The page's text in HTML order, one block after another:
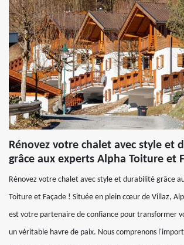
Rénovez votre chalet avec style et
grâce aux experts Alpha Toiture et
Rénovez votre chalet avec style et durabilité grâce
Toiture et Façade ! Située en plein cœur de Villaz,
est votre partenaire de confiance pour transformer
un véritable havre de paix. Nous comprenons